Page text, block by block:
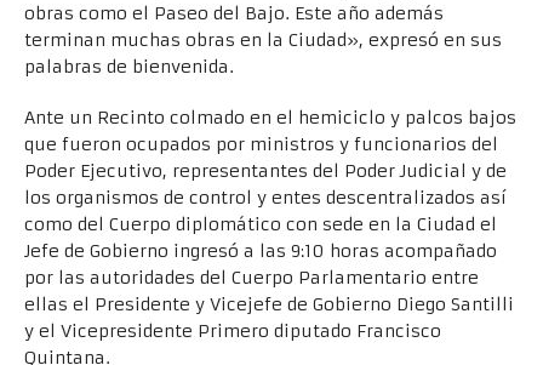
obras como el Paseo del Bajo. Este año además
terminan muchas obras en la Ciudad», expresó en sus
palabras de bienvenida.
Ante un Recinto colmado en el hemiciclo y palcos bajos
que fueron ocupados por ministros y funcionarios del
Poder Ejecutivo, representantes del Poder Judicial y de
los organismos de control y entes descentralizados así
como del Cuerpo diplomático con sede en la Ciudad el
Jefe de Gobierno ingresó a las 9:10 horas acompañado
por las autoridades del Cuerpo Parlamentario entre
ellas el Presidente y Vicejefe de Gobierno Diego Santilli
y el Vicepresidente Primero diputado Francisco
Quintana.